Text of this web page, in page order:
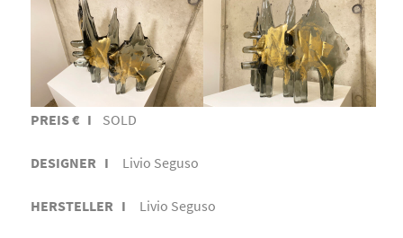
PREIS € I SOLD
DESIGNER I Livio Seguso
HERSTELLER I Livio Seguso